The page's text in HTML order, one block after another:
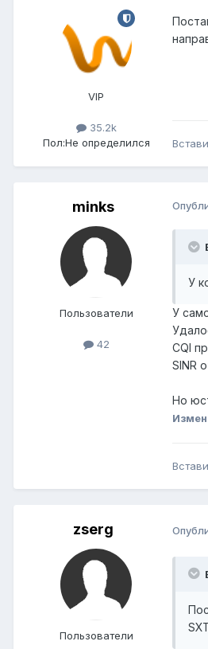
VIP
35.2k
Пол:Не определился
minks
Пользователи
42
У
У
CQI
SINR
Но
zserg
Пользователи